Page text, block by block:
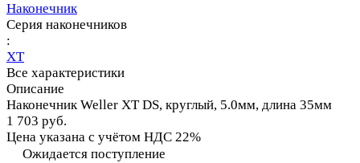
Наконечник
Серия наконечников
:
XT
Все характеристики
Описание
Наконечник Weller XT DS, круглый, 5.0мм, длина 35мм
1 703 руб.
Цена указана с учётом НДС 22%
Ожидается поступление